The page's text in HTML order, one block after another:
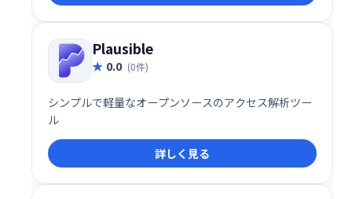
Plausible
0.0 (0件)
シンプルで軽量なオープンソースのアクセス解析ツー
ル
詳しく見る